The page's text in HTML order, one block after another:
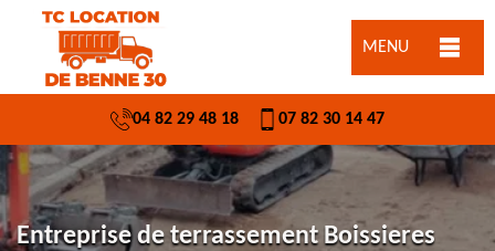
MENU
04 82 29 48 18 07 82 30 14 47
Entreprise de terrassement Boissieres